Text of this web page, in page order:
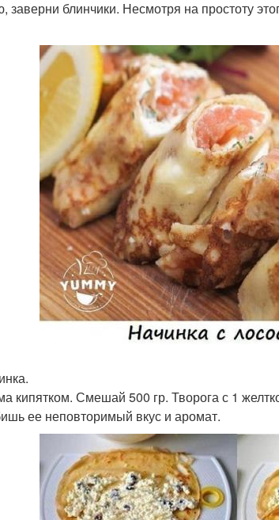
заверни блинчики. Несмотря на простоту
кипятком. Смешай 500 гр. Творога с 1
ее неповторимый вкус и аромат.